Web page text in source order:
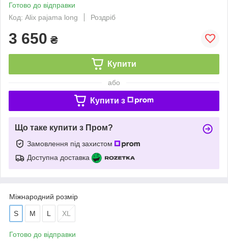
Готово до відправки
Код: Alix pajama long
Роздріб
3 650 ₴
Купити
або
Купити з
Що таке купити з Пром?
Замовлення під захистом
Доступна доставка
Міжнародний розмір
S M L XL
Готово до відправки